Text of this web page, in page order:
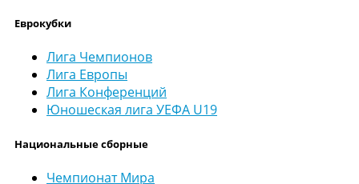
Еврокубки
Лига Чемпионов
Лига Европы
Лига Конференций
Юношеская лига УЕФА U19
Национальные сборные
Чемпионат Мира